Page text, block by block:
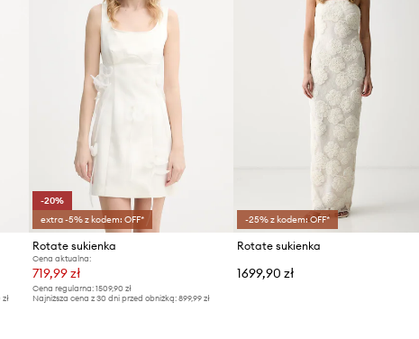
zł
-20%
extra -5% z kodem: OFF*
Rotate sukienka
Cena aktualna:
719,99 zł
Cena regularna:1509,90 zł
Najniższa cena z 30 dni przed obniżką:899,99 zł
-25% z kodem: OFF*
Rotate sukienka
1699,90 zł